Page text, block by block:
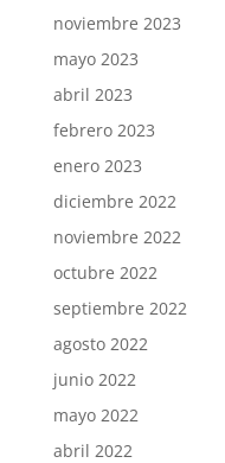
noviembre 2023
mayo 2023
abril 2023
febrero 2023
enero 2023
diciembre 2022
noviembre 2022
octubre 2022
septiembre 2022
agosto 2022
junio 2022
mayo 2022
abril 2022